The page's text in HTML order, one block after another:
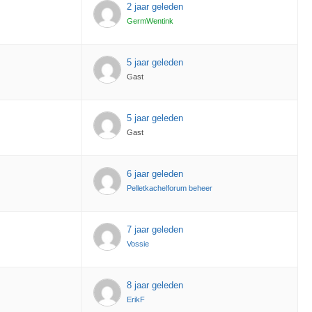
2 jaar geleden
GermWentink
5 jaar geleden
Gast
5 jaar geleden
Gast
6 jaar geleden
Pelletkachelforum beheer
7 jaar geleden
Vossie
8 jaar geleden
ErikF